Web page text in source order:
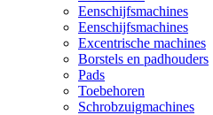
Eenschijfsmachines
Eenschijfsmachines
Excentrische machines
Borstels en padhouders
Pads
Toebehoren
Schrobzuigmachines